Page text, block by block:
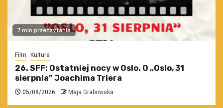
7 min przeczytania
Film Kultura
26. SFF: Ostatniej nocy w Oslo. O „Oslo, 31
sierpnia” Joachima Triera
05/08/2026 Maja Grabowska